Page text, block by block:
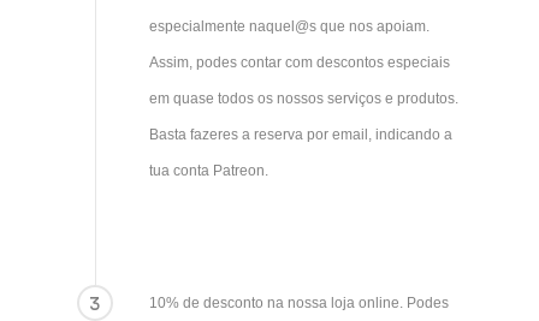
especialmente naquel@s que nos apoiam.
Assim, podes contar com descontos especiais
em quase todos os nossos serviços e produtos.
Basta fazeres a reserva por email, indicando a
tua conta Patreon.
3 10% de desconto na nossa loja online. Podes